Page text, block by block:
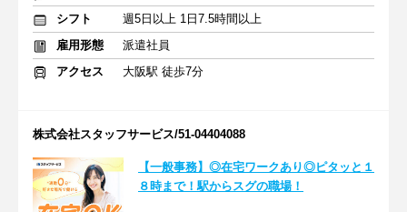
シフト
週5日以上 1日7.5時間以上
雇用形態
派遣社員
アクセス
大阪駅 徒歩7分
株式会社スタッフサービス/51-04404088
【一般事務】◎在宅ワークあり◎ピタッと１
８時まで！駅からスグの職場！